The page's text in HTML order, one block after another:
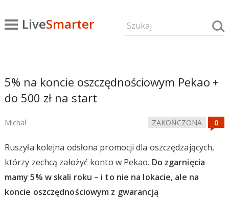
LiveSmarter
5% na koncie oszczędnościowym Pekao +
do 500 zł na start
Michał ZAKOŃCZONA
Ruszyła kolejna odsłona promocji dla oszczędzających,
którzy zechcą założyć konto w Pekao. Do zgarnięcia
mamy 5% w skali roku – i to nie na lokacie, ale na
koncie oszczędnościowym z gwarancją